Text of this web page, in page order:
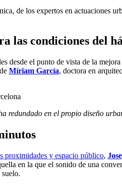
de los expertos en actuaciones
las condiciones del
desde el punto de vista de la
Míriam García, doctora en
redundado en el propio diseño
proximidades y espacio público,
en la que el sonido de una